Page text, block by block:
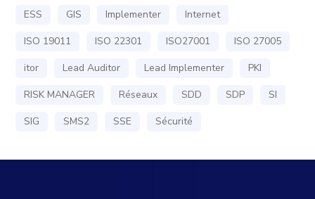
ESS
GIS Implementer
Internet
ISO 19011
ISO 22301 ISO27001
ISO 27005
itor
Lead Auditor Lead Implementer
PKI
RISK MANAGER
Réseaux SDD SDP
SI
SIG
SMS2 SSE Sécurité